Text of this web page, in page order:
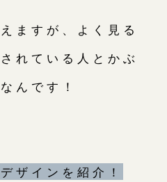
ますが、よく見る
れている人とかぶ
んです！
ザインを紹介！